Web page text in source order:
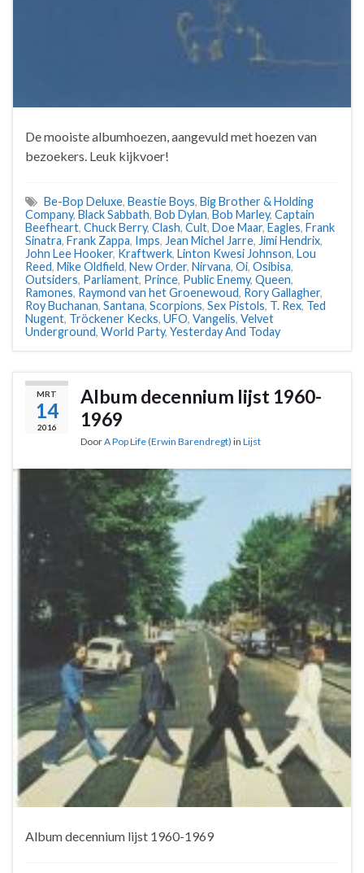
De mooiste albumhoezen, aangevuld met hoezen van
bezoekers. Leuk kijkvoer!
Be-Bop Deluxe, Beastie Boys, Big Brother & Holding
Company, Black Sabbath, Bob Dylan, Bob Marley, Captain
Beefheart, Chuck Berry, Clash, Cult, Doe Maar, Eagles, Frank
Sinatra, Frank Zappa, Imps, Jean Michel Jarre, Jimi Hendrix,
John Lee Hooker, Kraftwerk, Linton Kwesi Johnson, Lou
Reed, Mike Oldfield, New Order, Nirvana, Oi, Osibisa,
Outsiders, Parliament, Prince, Public Enemy, Queen,
Ramones, Raymond van het Groenewoud, Rory Gallagher,
Roy Buchanan, Santana, Scorpions, Sex Pistols, T. Rex, Ted
Nugent, Tröckener Kecks, UFO, Vangelis, Velvet
Underground, World Party, Yesterday And Today
MRT
14
2016
Album decennium lijst 1960-
1969
DoorA Pop Life (Erwin Barendregt) in Lijst
Album decennium lijst 1960-1969